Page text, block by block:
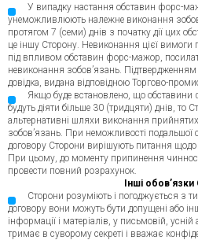
У випадку настання обставин форс-
унеможливлюють належне виконання
протягом 7 (семи) днів з початку дії цих
це іншу Сторону. Невиконання цієї
під впливом обставин форс-мажор,
невиконання зобов’язань.
довідка, видана відповідною Торгово-
Якщо буде встановлено, що обставини
будуть діяти більше 30 (тридцяти) днів, то
альтернативні шляхи виконання
зобов’язань. При неможливості подальшої
договору Сторони вирішують питання
При цьому, до моменту припинення
провести повний розрахунок.
Інші обов’язки
Сторони розуміють і погоджується з
договору вони можуть бути допущені або
інформації і матеріалів, у письмовій,
тримає в суворому секреті і вважає